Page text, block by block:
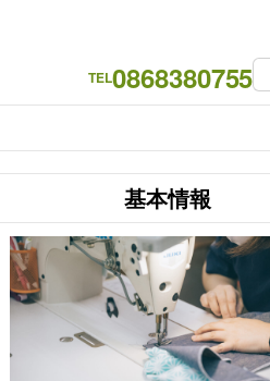
TEL0868380755
基本情報